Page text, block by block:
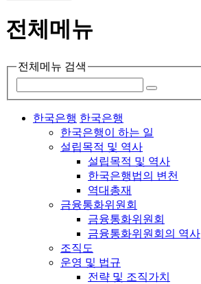
전체메뉴
전체메뉴 검색
한국은행 한국은행
한국은행이 하는 일
설립목적 및 역사
설립목적 및 역사
한국은행법의 변천
역대총재
금융통화위원회
금융통화위원회
금융통화위원회의 역사
조직도
운영 및 법규
전략 및 조직가치